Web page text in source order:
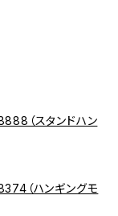
（スタンドハン
（ハンギングモ